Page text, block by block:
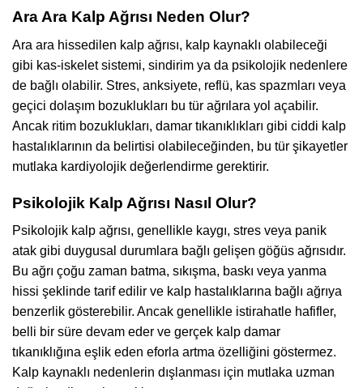
Ara Ara Kalp Ağrısı Neden Olur?
Ara ara hissedilen kalp ağrısı, kalp kaynaklı olabileceği
gibi kas-iskelet sistemi, sindirim ya da psikolojik nedenlere
de bağlı olabilir. Stres, anksiyete, reflü, kas spazmları veya
geçici dolaşım bozuklukları bu tür ağrılara yol açabilir.
Ancak ritim bozuklukları, damar tıkanıklıkları gibi ciddi kalp
hastalıklarının da belirtisi olabileceğinden, bu tür şikayetler
mutlaka kardiyolojik değerlendirme gerektirir.
Psikolojik Kalp Ağrısı Nasıl Olur?
Psikolojik kalp ağrısı, genellikle kaygı, stres veya panik
atak gibi duygusal durumlara bağlı gelişen göğüs ağrısıdır.
Bu ağrı çoğu zaman batma, sıkışma, baskı veya yanma
hissi şeklinde tarif edilir ve kalp hastalıklarına bağlı ağrıya
benzerlik gösterebilir. Ancak genellikle istirahatle hafifler,
belli bir süre devam eder ve gerçek kalp damar
tıkanıklığına eşlik eden eforla artma özelliğini göstermez.
Kalp kaynaklı nedenlerin dışlanması için mutlaka uzman